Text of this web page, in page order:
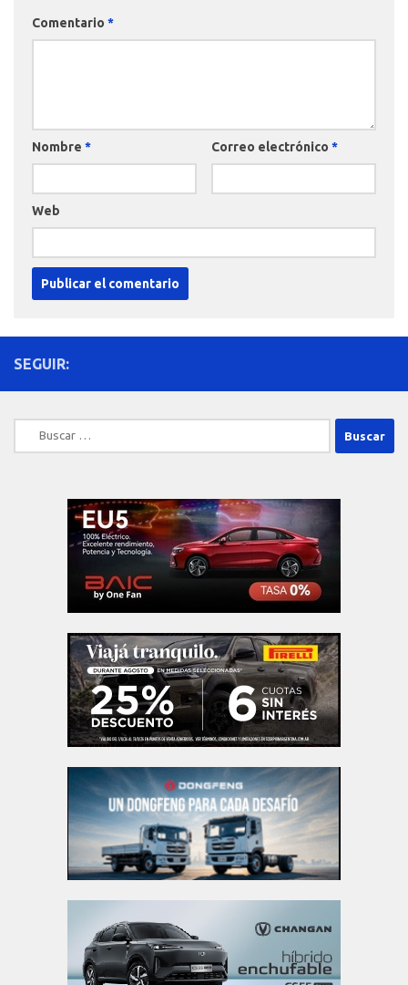
Comentario *
Nombre * Correo electrónico *
Web
SEGUIR:
Buscar: